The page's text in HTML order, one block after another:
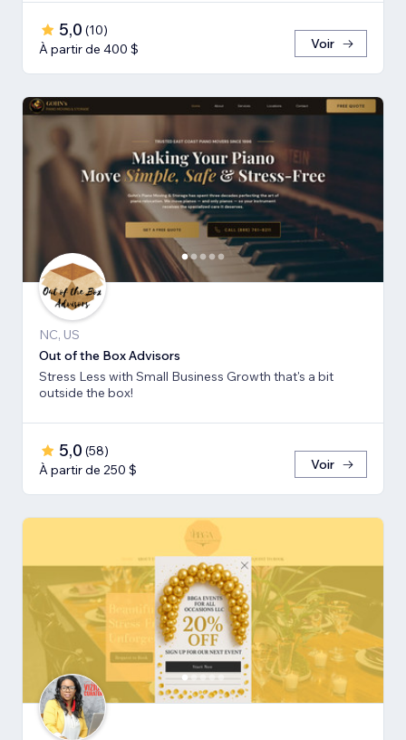
5,0 (10)
À partir de 400 $
Voir
NC, US
Out of the Box Advisors
Stress Less with Small Business Growth that's a bit
outside the box!
5,0 (58)
À partir de 250 $
Voir